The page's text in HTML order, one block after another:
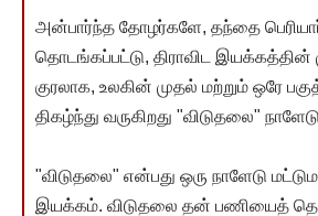
அன்பார்ந்த தோழர்களே, தந்தை
தொடங்கப்பட்டு, திராவிட
குரலாக, உலகின் முதல் மற்றும் ஒரே
திகழ்ந்து வருகிறது "விடுதலை"
"விடுதலை" என்பது ஒரு நாளேடு
இயக்கம். விடுதலை தன் பணியைத்